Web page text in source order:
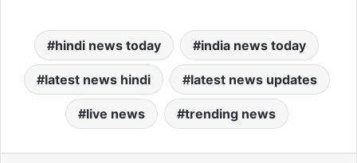
hindi news today india news today
latest news hindi latest news updates
live news trending news